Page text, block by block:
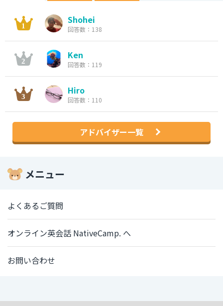
Shohei
回答数：138
Ken
回答数：119
Hiro
回答数：110
アドバイザー一覧
メニュー
よくあるご質問
オンライン英会話 NativeCamp. へ
お問い合わせ